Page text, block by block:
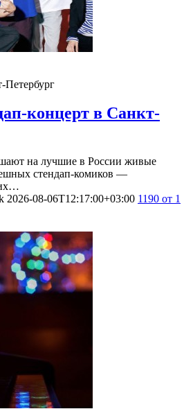
Петербург
концерт в Санкт-
на лучшие в России живые
стендап-комиков —
2026-08-06T12:17:00+03:00 1190 от 1